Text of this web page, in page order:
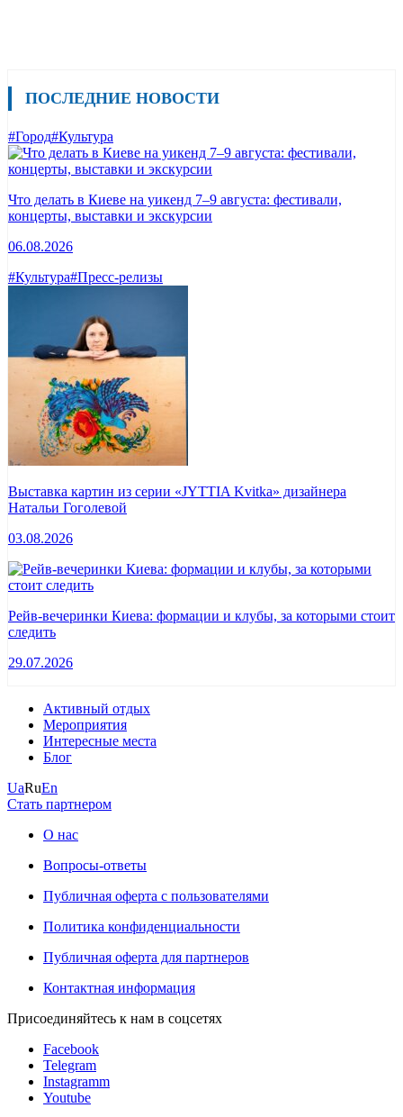
ПОСЛЕДНИЕ НОВОСТИ
#Город#Культура
Что делать в Киеве на уикенд 7–9 августа: фестивали,
концерты, выставки и экскурсии
06.08.2026
#Культура#Пресс-релизы
Выставка картин из серии «JYTTIA Kvitka» дизайнера
Натальи Гоголевой
03.08.2026
Рейв-вечеринки Киева: формации и клубы, за которыми стоит
следить
29.07.2026
Активный отдых
Мероприятия
Интересные места
Блог
UaRuEn
Стать партнером
О нас
Вопросы-ответы
Публичная оферта с пользователями
Политика конфиденциальности
Публичная оферта для партнеров
Контактная информация
Присоединяйтесь к нам в соцсетях
Facebook
Telegram
Instagramm
Youtube